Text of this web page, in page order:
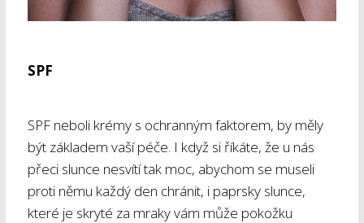
SPF
SPF neboli krémy s ochranným faktorem, by měly
být základem vaší péče. I když si říkáte, že u nás
přeci slunce nesvítí tak moc, abychom se museli
proti němu každý den chránit, i paprsky slunce,
které je skryté za mraky vám může pokožku